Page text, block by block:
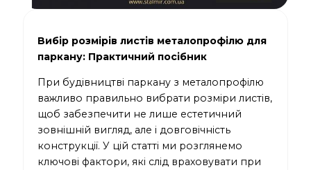
Вибір розмірів листів металопрофілю для
паркану: Практичний посібник
При будівництві паркану з металопрофілю
важливо правильно вибрати розміри листів,
щоб забезпечити не лише естетичний
зовнішній вигляд, але і довговічність
конструкції. У цій статті ми розглянемо
ключові фактори, які слід враховувати при